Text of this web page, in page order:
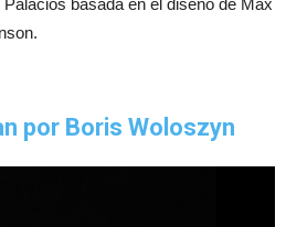
basada en el diseño de Max
por Boris Woloszyn